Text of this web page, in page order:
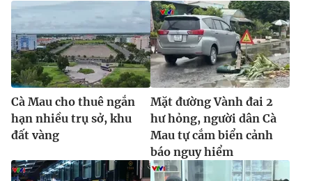
Cà Mau cho thuê ngắn
hạn nhiều trụ sở, khu
đất vàng
Mặt đường Vành đai 2
hư hỏng, người dân Cà
Mau tự cắm biển cảnh
báo nguy hiểm